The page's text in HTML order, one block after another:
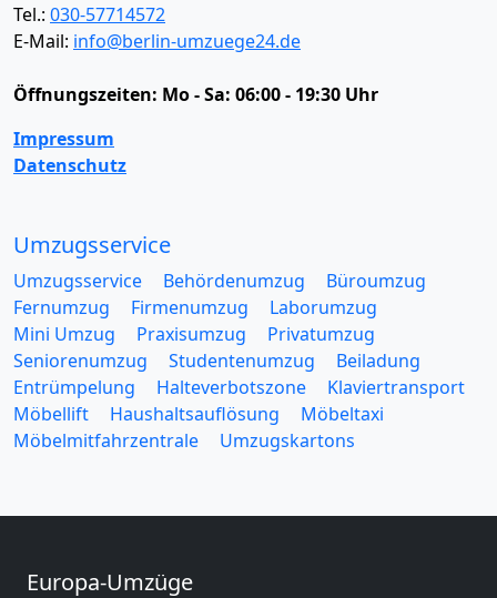
Tel.: 030-57714572
E-Mail: info@berlin-umzuege24.de
Öffnungszeiten: Mo - Sa: 06:00 - 19:30 Uhr
Impressum
Datenschutz
Umzugsservice
Umzugsservice Behördenumzug
Büroumzug
Fernumzug
Firmenumzug
Laborumzug
Mini Umzug
Praxisumzug
Privatumzug
Seniorenumzug
Studentenumzug
Beiladung
Entrümpelung
Halteverbotszone
Klaviertransport
Möbellift
Haushaltsauflösung
Möbeltaxi
Möbelmitfahrzentrale
Umzugskartons
Europa-Umzüge